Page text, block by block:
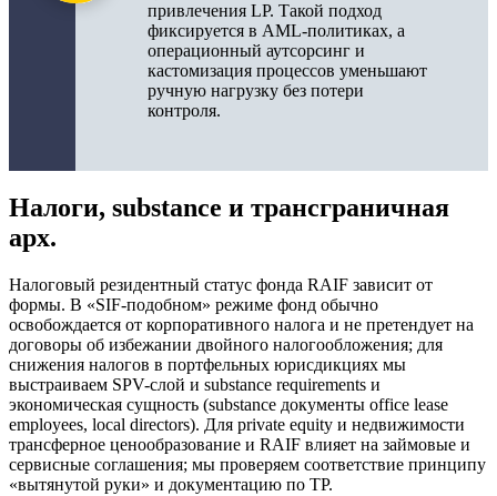
привлечения LP. Такой подход
фиксируется в AML-политиках, а
операционный аутсорсинг и
кастомизация процессов уменьшают
ручную нагрузку без потери
контроля.
Налоги, substance и трансграничная
арх.
Налоговый резидентный статус фонда RAIF зависит от
формы. В «SIF-подобном» режиме фонд обычно
освобождается от корпоративного налога и не претендует на
договоры об избежании двойного налогообложения; для
снижения налогов в портфельных юрисдикциях мы
выстраиваем SPV-слой и substance requirements и
экономическая сущность (substance документы office lease
employees, local directors). Для private equity и недвижимости
трансферное ценообразование и RAIF влияет на займовые и
сервисные соглашения; мы проверяем соответствие принципу
«вытянутой руки» и документацию по TP.